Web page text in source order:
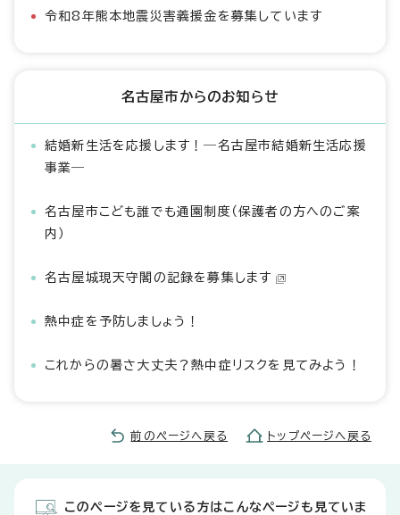
令和8年熊本地震災害義援金を募集しています
名古屋市からのお知らせ
結婚新生活を応援します！―名古屋市結婚新生活応援
事業―
名古屋市こども誰でも通園制度（保護者の方へのご案
内）
名古屋城現天守閣の記録を募集します
熱中症を予防しましょう！
これからの暑さ大丈夫？熱中症リスクを見てみよう！
前のページへ戻る トップページへ戻る
このページを見ている方はこんなページも見ていま